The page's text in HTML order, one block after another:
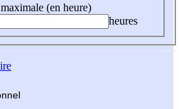
(en heure)
heures